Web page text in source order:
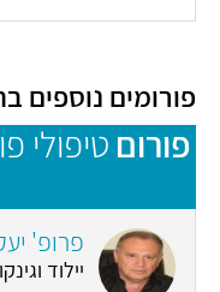
פורומים נוספים
פורום טיפולי
פרופ'
יילוד